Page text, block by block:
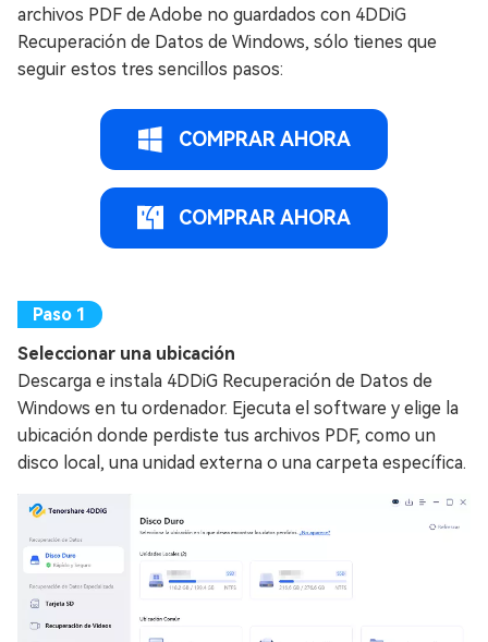
archivos PDF de Adobe no guardados con 4DDiG
Recuperación de Datos de Windows, sólo tienes que
seguir estos tres sencillos pasos:
COMPRAR AHORA
COMPRAR AHORA
Seleccionar una ubicación
Descarga e instala 4DDiG Recuperación de Datos de
Windows en tu ordenador. Ejecuta el software y elige la
ubicación donde perdiste tus archivos PDF, como un
disco local, una unidad externa o una carpeta específica.